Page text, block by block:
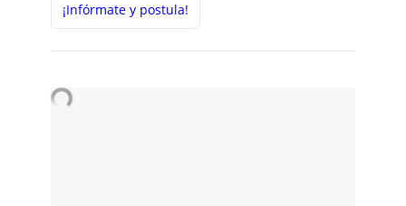
¡Infórmate y postula!